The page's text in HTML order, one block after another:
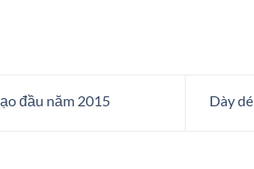
đầu năm 2015 Dày